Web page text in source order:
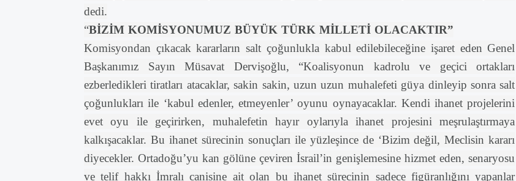
dedi.
“BİZİM KOMİSYONUMUZ BÜYÜK TÜRK MİLLETİ OLACAKTIR”
Komisyondan çıkacak kararların salt çoğunlukla kabul edilebileceğine işaret eden Genel
Başkanımız Sayın Müsavat Dervişoğlu, “Koalisyonun kadrolu ve geçici ortakları
ezberledikleri tiratları atacaklar, sakin sakin, uzun uzun muhalefeti güya dinleyip sonra salt
çoğunlukları ile ‘kabul edenler, etmeyenler’ oyunu oynayacaklar. Kendi ihanet projelerini
evet oyu ile geçirirken, muhalefetin hayır oylarıyla ihanet projesini meşrulaştırmaya
kalkışacaklar. Bu ihanet sürecinin sonuçları ile yüzleşince de ‘Bizim değil, Meclisin kararı
diyecekler. Ortadoğu’yu kan gölüne çeviren İsrail’in genişlemesine hizmet eden, senaryosu
ve telif hakkı İmralı canisine ait olan bu ihanet sürecinin sadece figüranlığını yapanlar